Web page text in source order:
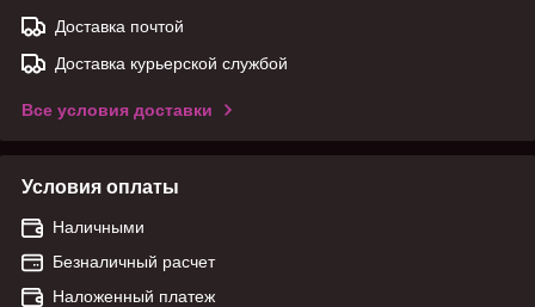
Доставка почтой
Доставка курьерской службой
Все условия доставки
Условия оплаты
Наличными
Безналичный расчет
Наложенный платеж